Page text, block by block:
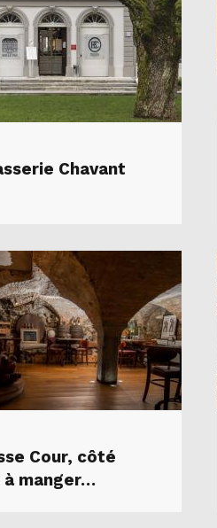
Chavant
Cour, côté
à manger…